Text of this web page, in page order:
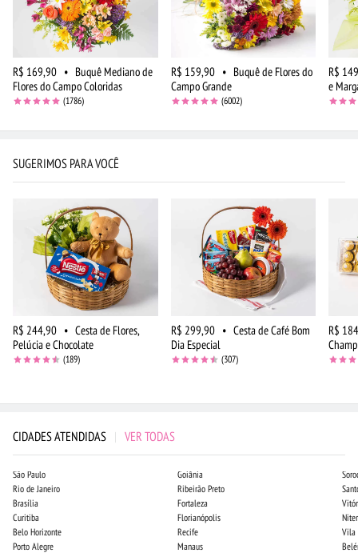
R$ 169,90 • Buquê Mediano de
Flores do Campo Coloridas
(1786)
R$ 159,90 • Buquê de Flores do
Campo Grande
(6002)
R$
e
SUGERIMOS PARA VOCÊ
R$ 244,90 • Cesta de Flores,
Pelúcia e Chocolate
(189)
R$ 299,90 • Cesta de Café Bom
Dia Especial
(307)
R$
CIDADES ATENDIDAS | VER TODAS
São Paulo
Rio de Janeiro
Brasília
Curitiba
Belo Horizonte
Porto Alegre
Goiânia
Ribeirão Preto
Fortaleza
Florianópolis
Recife
Manaus
Vila